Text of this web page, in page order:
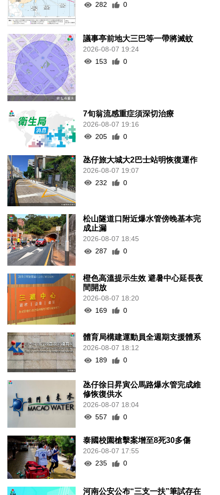
282
0
議事亭前地大三巴等一帶將滅蚊
2026-08-07 19:24
153
0
7旬翁流感重症須深切治療
2026-08-07 19:16
205
0
氹仔旅大城大2巴士站明恢復運作
2026-08-07 19:07
232
0
松山隧道口附近爆水管傍晚基本完
成止漏
2026-08-07 18:45
287
0
橙色高溫提示生效 避暑中心延長夜
間開放
2026-08-07 18:20
169
0
體育局構建運動員全週期支援體系
2026-08-07 18:12
189
0
氹仔徐日昇寅公馬路爆水管完成維
修恢復供水
2026-08-07 18:04
557
0
泰國校園槍擊案增至8死30多傷
2026-08-07 17:55
235
0
河南公安公布“三支一扶”筆試存在